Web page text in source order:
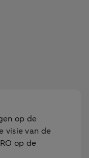
op de
visie van de
op de